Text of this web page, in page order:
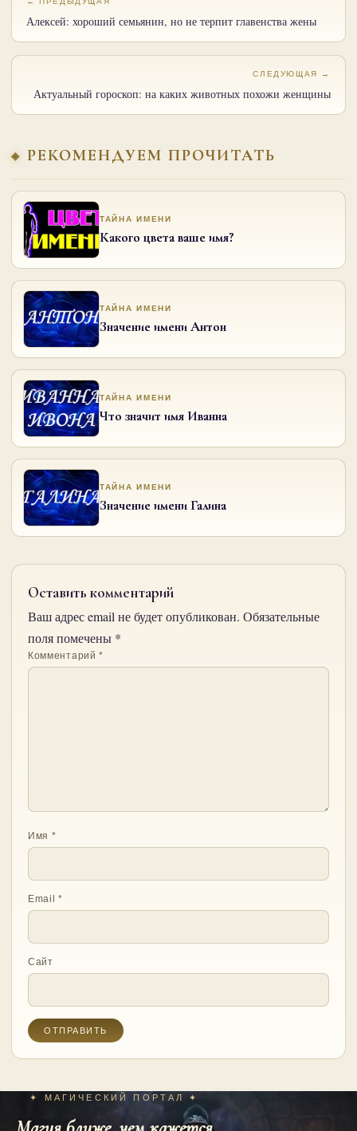
Алексей: хороший семьянин, но не терпит главенства жены
СЛЕДУЮЩАЯ →
Актуальный гороскоп: на каких животных похожи женщины
РЕКОМЕНДУЕМ ПРОЧИТАТЬ
ТАЙНА ИМЕНИ
Какого цвета ваше имя?
ТАЙНА ИМЕНИ
Значение имени Антон
ТАЙНА ИМЕНИ
Что значит имя Иванна
ТАЙНА ИМЕНИ
Значение имени Галина
Оставить комментарий
Ваш адрес email не будет опубликован. Обязательные
поля помечены *
Комментарий*
Имя *
Email*
Сайт
✦ МАГИЧЕСКИЙ ПОРТАЛ ✦